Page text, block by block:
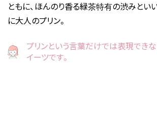
ともに、ほんのり香る緑茶特有の渋みとい
に大人のプリン。
プリンという言葉だけでは表現でき
イーツです。